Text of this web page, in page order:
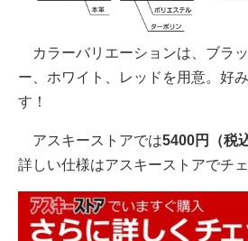
カラーバリエーションは、ブラ
ー、ホワイト、レッドを用意。好
す！
アスキーストアでは5400円（税
詳しい仕様はアスキーストアでチ